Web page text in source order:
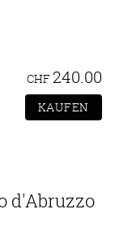
CHF 240.00
d'Abruzzo